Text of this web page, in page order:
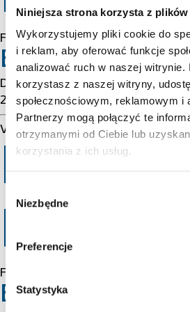
Niniejsza strona korzysta z
Wykorzystujemy pliki cookie do
i reklam, aby oferować funkcje
analizować ruch w naszej witrynie.
korzystasz z naszej witryny,
społecznościowym, reklamowym i
Partnerzy mogą połączyć te
otrzymanymi od Ciebie lub
korzystania z ich usług.
zgody
Niezbędne
Preferencje
Statystyka
Forbidden
Error 54113
Details: cache-cmh1290082-CMH
2686901484
Varnish cache server
Error
Forbidden
Error 54113